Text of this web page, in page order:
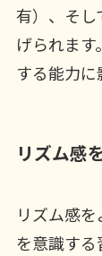
有）、そ
げられま
する能力に
リズム感
リズム感
を意識す